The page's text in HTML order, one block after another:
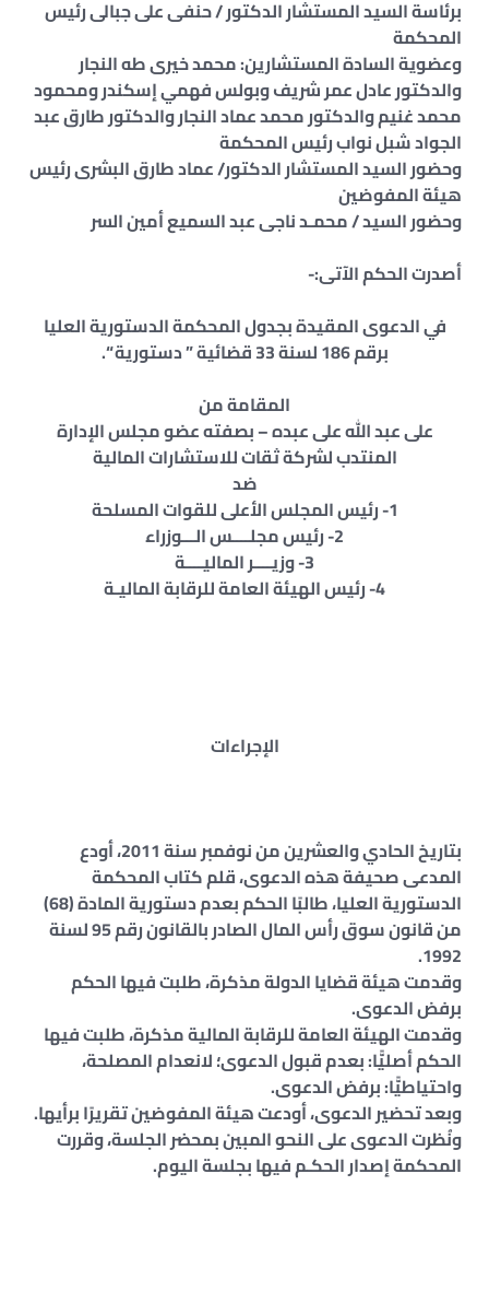
برئاسة السيد المستشار الدكتور / حنفى على جبالى رئيس
المحكمة
وعضوية السادة المستشارين: محمد خيرى طه النجار
والدكتور عادل عمر شريف وبولس فهمي إسكندر ومحمود
محمد غنيم والدكتور محمد عماد النجار والدكتور طارق عبد
الجواد شبل نواب رئيس المحكمة
وحضور السيد المستشار الدكتور/ عماد طارق البشرى رئيس
هيئة المفوضين
وحضور السيد / محمـد ناجى عبد السميع أمين السر
أصدرت الحكم الآتى:-
في الدعوى المقيدة بجدول المحكمة الدستورية العليا
برقم 186 لسنة 33 قضائية ” دستورية “.
المقامة من
على عبد الله على عبده – بصفته عضو مجلس الإدارة
المنتدب لشركة ثقات للاستشارات المالية
ضد
1- رئيس المجلس الأعلى للقوات المسلحة
2- رئيس مجلــــس الـــوزراء
3- وزيــــر الماليــــة
4- رئيس الهيئة العامة للرقابة الماليـة
الإجراءات
بتاريخ الحادي والعشرين من نوفمبر سنة 2011، أودع
المدعى صحيفة هذه الدعوى، قلم كتاب المحكمة
الدستورية العليا، طالبًا الحكم بعدم دستورية المادة (68)
من قانون سوق رأس المال الصادر بالقانون رقم 95 لسنة
1992.
وقدمت هيئة قضايا الدولة مذكرة، طلبت فيها الحكم
برفض الدعوى.
وقدمت الهيئة العامة للرقابة المالية مذكرة، طلبت فيها
الحكم أصليًّا: بعدم قبول الدعوى؛ لانعدام المصلحة،
واحتياطيًّا: برفض الدعوى.
وبعد تحضير الدعوى، أودعت هيئة المفوضين تقريرًا برأيها.
ونُظرت الدعوى على النحو المبين بمحضر الجلسة، وقررت
المحكمة إصدار الحكـم فيها بجلسة اليوم.